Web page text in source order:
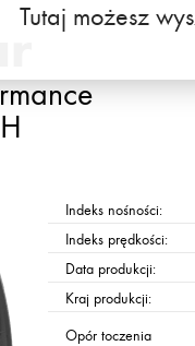
Tutaj możesz
Indeks nośności:
Indeks prędkości:
Data produkcji:
Kraj produkcji:
Opór toczenia